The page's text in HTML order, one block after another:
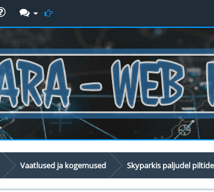
Vaatlused ja kogemused Skyparkis paljudel